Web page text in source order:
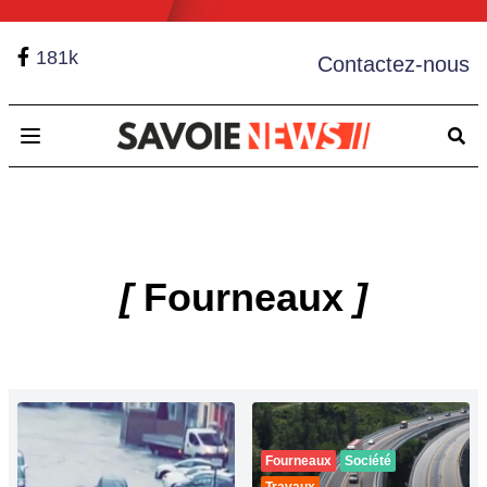
181k Contactez-nous
Open main menu
[Fourneaux ]
Fourneaux
Société